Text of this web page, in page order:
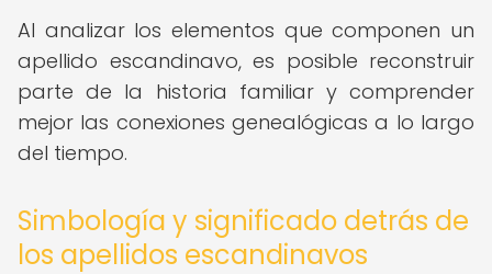
Al analizar los elementos que componen un
apellido escandinavo, es posible reconstruir
parte de la historia familiar y comprender
mejor las conexiones genealógicas a lo largo
del tiempo.
Simbología y significado detrás de
los apellidos escandinavos